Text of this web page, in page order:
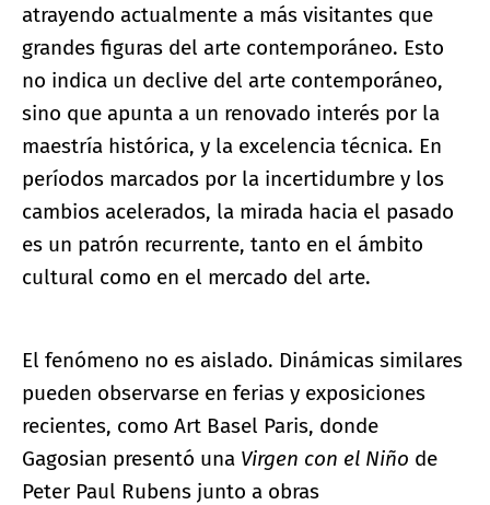
atrayendo actualmente a más visitantes que
grandes figuras del arte contemporáneo. Esto
no indica un declive del arte contemporáneo,
sino que apunta a un renovado interés por la
maestría histórica, y la excelencia técnica. En
períodos marcados por la incertidumbre y los
cambios acelerados, la mirada hacia el pasado
es un patrón recurrente, tanto en el ámbito
cultural como en el mercado del arte.
El fenómeno no es aislado. Dinámicas similares
pueden observarse en ferias y exposiciones
recientes, como Art Basel Paris, donde
Gagosian presentó una Virgen con el Niño de
Peter Paul Rubens junto a obras